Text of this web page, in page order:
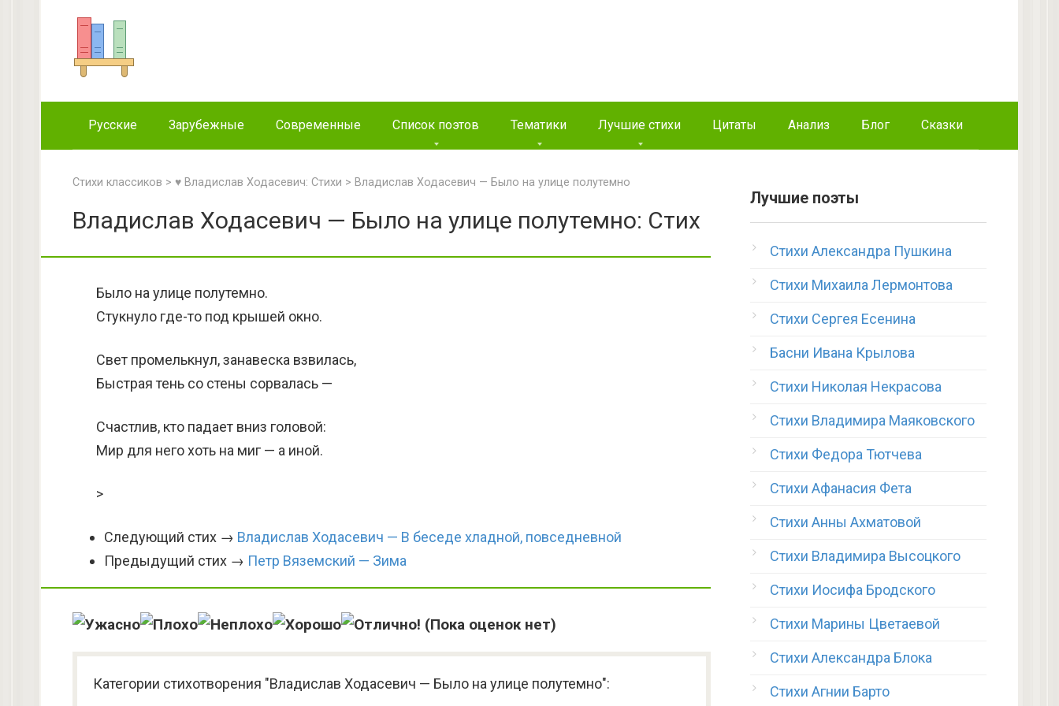
Русские Зарубежные Современные Список поэтов Тематики Лучшие стихи Цитаты Анализ Блог Сказки
Стихи классиков > ♥ Владислав Ходасевич: Стихи > Владислав Ходасевич — Было на улице полутемно
Владислав Ходасевич — Было на улице полутемно: Стих
Было на улице полутемно.
Стукнуло где-то под крышей окно.
Свет промелькнул, занавеска взвилась,
Быстрая тень со стены сорвалась —
Счастлив, кто падает вниз головой:
Мир для него хоть на миг — а иной.
>
Следующий стих → Владислав Ходасевич — В беседе хладной, повседневной
Предыдущий стих → Петр Вяземский — Зима
(Пока оценок нет)
Категории стихотворения "Владислав Ходасевич — Было на улице полутемно":
Лучшие поэты
Стихи Александра Пушкина
Стихи Михаила Лермонтова
Стихи Сергея Есенина
Басни Ивана Крылова
Стихи Николая Некрасова
Стихи Владимира Маяковского
Стихи Федора Тютчева
Стихи Афанасия Фета
Стихи Анны Ахматовой
Стихи Владимира Высоцкого
Стихи Иосифа Бродского
Стихи Марины Цветаевой
Стихи Александра Блока
Стихи Агнии Барто